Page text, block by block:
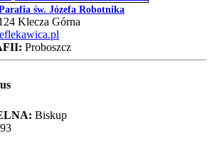
św. Józefa Robotnika
Klecza Górna
Proboszcz
Biskup